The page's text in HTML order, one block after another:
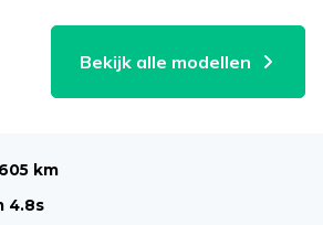
Bekijk alle modellen
km
4.8s